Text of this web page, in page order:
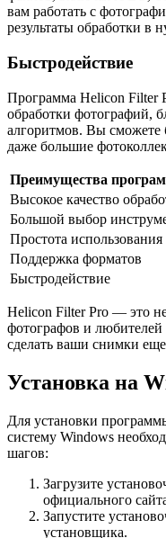
вам работать с
результаты обработки в
Быстродействие
Программа Helicon Filter
обработки фотографий,
алгоритмов. Вы сможете
даже большие
Преимущества
Высокое качество
Большой выбор
Простота использования
Поддержка форматов
Быстродействие
Helicon Filter Pro — это
фотографов и
сделать ваши снимки
Установка на
Для установки
систему Windows
шагов:
Загрузите
официального
Запустите
установщика.